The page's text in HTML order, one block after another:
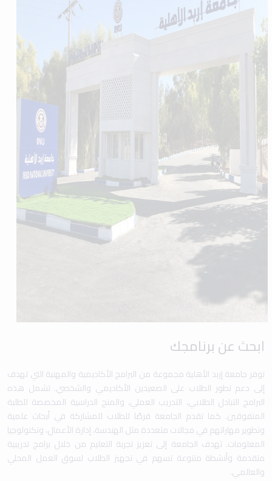
ابحث عن برنامجك
توفر جامعة إربد الأهلية مجموعة من البرامج الأكاديمية والمهنية التي تهدف
إلى دعم تطور الطلاب على الصعيدين الأكاديمي والشخصي. تشمل هذه
البرامج التبادل الطلابي، التدريب العملي، والمنح الدراسية المخصصة للطلبة
المتفوقين. كما تقدم الجامعة فرصًا للطلاب للمشاركة في أبحاث علمية
وتطوير مهاراتهم في مجالات متعددة مثل الهندسة، إدارة الأعمال، وتكنولوجيا
المعلومات. تهدف الجامعة إلى تعزيز تجربة التعليم من خلال برامج تدريبية
متقدمة وأنشطة متنوعة تسهم في تجهيز الطلاب لسوق العمل المحلي
والعالمي.